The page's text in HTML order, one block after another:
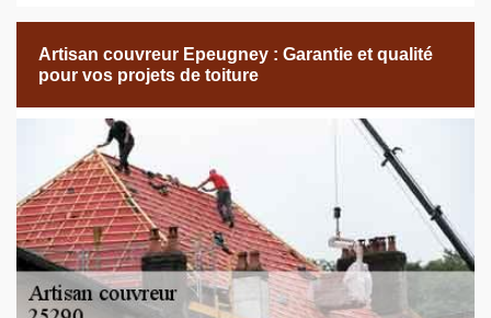
Artisan couvreur Epeugney : Garantie et qualité
pour vos projets de toiture